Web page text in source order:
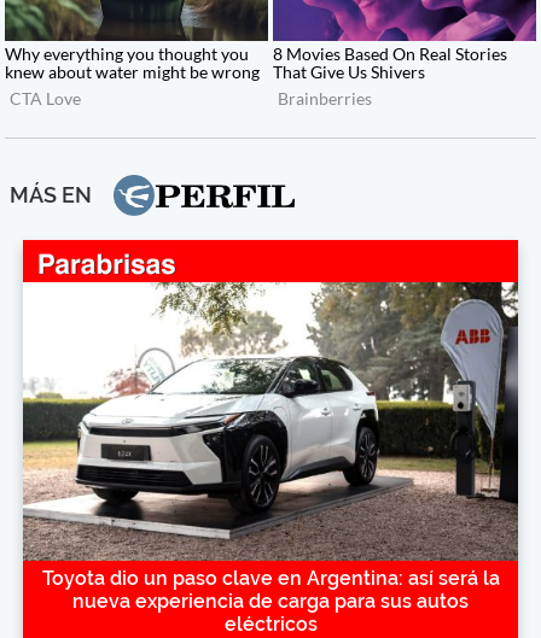
MÁS EN
Toyota dio un paso clave en Argentina: así será la
nueva experiencia de carga para sus autos
eléctricos